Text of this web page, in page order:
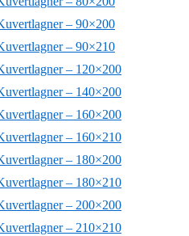
– 90×200
– 90×210
– 120×200
– 140×200
– 160×200
– 160×210
– 180×200
– 180×210
– 200×200
– 210×210